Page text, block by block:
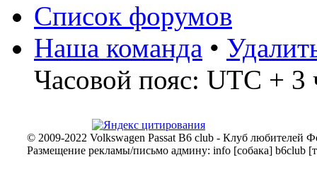
Список форумов
Наша команда •
Часовой пояс: UTC + 3
© 2009-2022 Volkswagen Passat B6 club - Клуб любителей
Размещение рекламы/письмо админу: info [собака] b6club